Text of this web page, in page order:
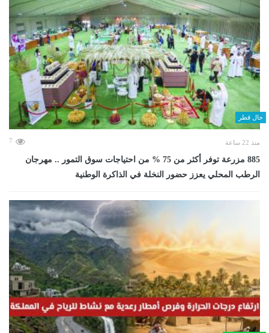
حال قطر
منذ 22 ساعة 7
885 مزرعة توفر أكثر من 75 % من احتياجات سوق التمور .. مهرجان
الرطب المحلي يعزز حضور النخلة في الذاكرة الوطنية